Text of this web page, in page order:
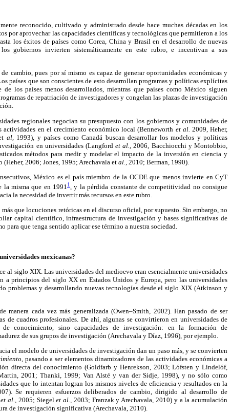
reconocido, cultivado y administrado desde hace muchas décadas en los
por aprovechar las capacidades científicas y tecnológicas que permitieron a los
los éxitos de países como Corea, China y Brasil en el desarrollo de nuevas
gobiernos invierten sistemáticamente en este rubro, e incentivan a sus
cambio, pues por sí mismo es capaz de generar oportunidades económicas y
países que son conscientes de esto desarrollan programas y políticas explícitas
los países menos desarrollados, mientras que países como México siguen
de repatriación de investigadores y congelan las plazas de investigación
regionales negocian su presupuesto con los gobiernos y comunidades de
en el crecimiento económico local (Benneworth et al. 2009, Heher,
al, 1993), y países como Canadá buscan desarrollar los modelos y políticas
en universidades (Langfordet al.,2006, Bacchiocchi y Montobbio,
métodos para medir y modelar el impacto de la inversión en ciencia y
2006; Jones, 1995; Arechavala et al., 2010; Berman, 1990).
México es el país miembro de la OCDE que menos invierte en CyT
la misma que en 19911, y la pérdida constante de competitividad no consigue
la necesidad de invertir más recursos en este rubro.
que locuciones retóricas en el discurso oficial, por supuesto. Sin embargo, no
capital científico, infraestructura de investigación y bases significativas de
que tenga sentido aplicar ese término a nuestra sociedad.
mexicanas?
al siglo XIX. Las universidades del medioevo eran esencialmente universidades
a principios del siglo XX en Estados Unidos y Europa, pero las universidades
problemas y desarrollando nuevas tecnologías desde el siglo XIX (Atkinson y
manera cada vez más generalizada (Owen–Smith, 2002). Han pasado de ser
de cuadros profesionales. De ahí, algunas se convirtieron en universidades de
conocimiento, sino capacidades de investigación: en la formación de
de sus grupos de investigación (Arechavala y Díaz, 1996), por ejemplo.
el modelo de universidades de investigación dan un paso más, y se convierten
pasando a ser elementos dinamizadores de las actividades económicas a
directa del conocimiento (Goldfarb y Henrekson, 2003; Lófsten y Lindelóf,
2001; Thanki, 1999; Van Alsté y van der Sidje, 1998), y no sólo como
que lo intentan logran los mismos niveles de eficiencia y resultados en la
Se requieren esfuerzos deliberados de cambio, dirigido al desarrollo de
et al., 2005; Siegelet al., 2003; Franzak y Arechavala, 2010) y a la acumulación
de investigación significativa (Arechavala, 2010).